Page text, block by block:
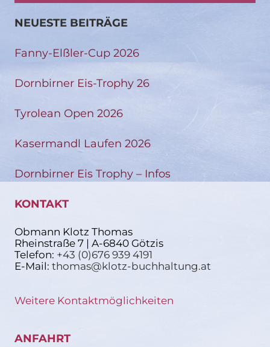
NEUESTE BEITRÄGE
Fanny-Elßler-Cup 2026
Dornbirner Eis-Trophy 26
Tyrolean Open 2026
Kasermandl Laufen 2026
Dornbirner Eis Trophy – Infos
KONTAKT
Obmann Klotz Thomas
Rheinstraße 7 | A-6840 Götzis
Telefon: +43 (0)676 939 4191
E-Mail: thomas@klotz-buchhaltung.at
Weitere Kontaktmöglichkeiten
ANFAHRT